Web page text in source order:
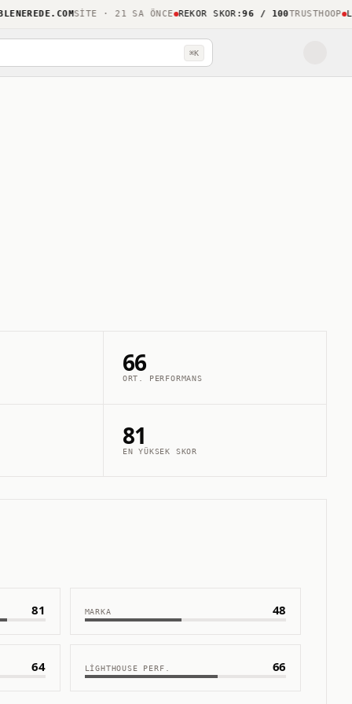
SITE · 21 SA ÖNCE REKOR SKOR:96 / 100 TRUSTHOOP
⌘K
66
ORT. PERFORMANS
81
EN YÜKSEK SKOR
81 MARKA 48
64 LIGHTHOUSE PERF. 66